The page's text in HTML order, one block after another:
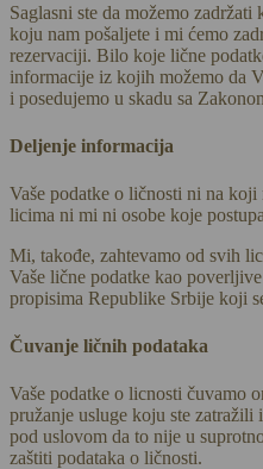
Saglasni ste da možemo
koju nam pošaljete i mi ćemo
rezervaciji. Bilo koje lične
informacije iz kojih možemo da
i posedujemo u skadu sa
Deljenje informacija
Vaše podatke o ličnosti ni na
licima ni mi ni osobe koje
Mi, takođe, zahtevamo od svih
Vaše lične podatke kao
propisima Republike Srbije koji
Čuvanje ličnih podataka
Vaše podatke o licnosti čuvamo
pružanje usluge koju ste
pod uslovom da to nije u
zaštiti podataka o ličnosti.